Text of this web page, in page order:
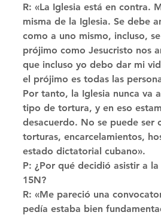
R: «La Iglesia está en contra.
misma de la Iglesia. Se debe
como a uno mismo, incluso,
prójimo como Jesucristo nos
que incluso yo debo dar mi
el prójimo es todas las
Por tanto, la Iglesia nunca va
tipo de tortura, y en eso
desacuerdo. No se puede ser
torturas, encarcelamientos,
estado dictatorial cubano».
P: ¿Por qué decidió asistir a
15N?
R: «Me pareció una
pedía estaba bien